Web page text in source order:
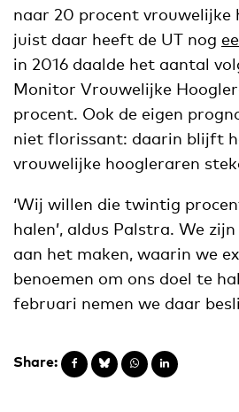
naar 20 procent vrouwelijke
juist daar heeft de UT nog
in 2016 daalde het aantal
Monitor Vrouwelijke
procent. Ook de eigen
niet florissant: daarin blijft
vrouwelijke hoogleraren
‘Wij willen die twintig
halen’, aldus Palstra. We
aan het maken, waarin we
benoemen om ons doel te
februari nemen we daar
Share: